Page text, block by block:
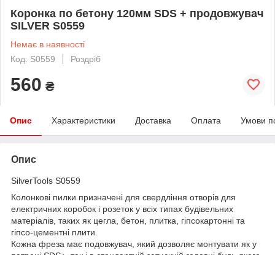
Коронка по бетону 120мм SDS + продовжувач
SILVER S0559
Немає в наявності
Код: S0559
Роздріб
560 ₴
Опис Характеристики Доставка Оплата Умови
Опис
SilverTools S0559
Колонкові пилки призначені для свердління отворів для
електричних коробок і розеток у всіх типах будівельних
матеріалів, таких як цегла, бетон, плитка, гіпсокартонні та
гіпсо-цементні плити.
Кожна фреза має подовжувач, який дозволяє монтувати як у